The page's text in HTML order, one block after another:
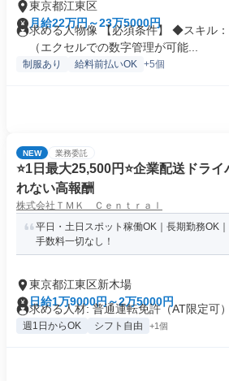
東京都江東区
月給22万円～23万5000円
求める人物像 【必須条件】 ◆スキル
（エクセルでの数字管理が可能...
制服あり 給料前払いOK +5個
NEW 業務委託
⭐️1日最大25,500円⭐️企業配送ドラ
れない高報酬
株式会社ＴＭＫ Ｃｅｎｔｒａｌ
平日・土日スポット稼働OK｜長期勤務OK｜
手数料一切なし！
東京都江東区新木場
日給1万9000円～2万5000円
求める人材: 普通運転免許（AT限定可）
週1日からOK シフト自由 +1個